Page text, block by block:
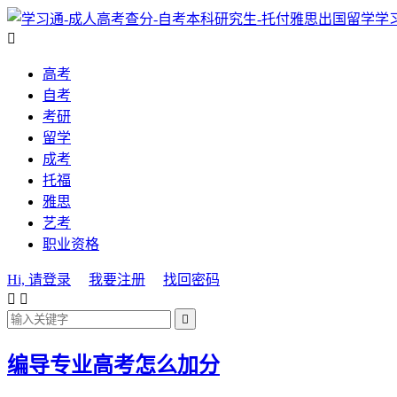
学

高考
自考
考研
留学
成考
托福
雅思
艺考
职业资格
Hi, 请登录 我要注册
找回密码
 

编导专业高考怎么加分